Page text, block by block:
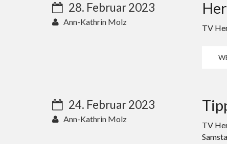
28. Februar 2023
Ann-Kathrin Molz
TV
24. Februar 2023
Ann-Kathrin Molz
TV